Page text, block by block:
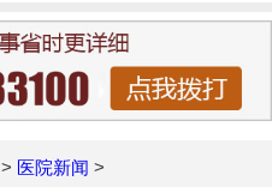
> 医院新闻 >